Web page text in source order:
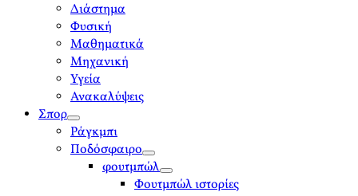
Διάστημα
Φυσική
Μαθηματικά
Μηχανική
Υγεία
Ανακαλύψεις
Σπορ
open
menu
Ράγκμπι
Ποδόσφαιρο
open
menu
φουτμπώλ
open
menu
Φουτμπώλ ιστορίες